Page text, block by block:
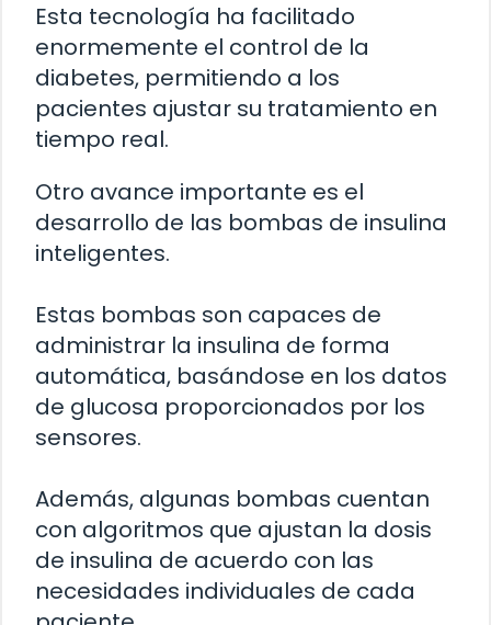
Esta tecnología ha facilitado
enormemente el control de la
diabetes, permitiendo a los
pacientes ajustar su tratamiento en
tiempo real.
Otro avance importante es el
desarrollo de las bombas de insulina
inteligentes.
Estas bombas son capaces de
administrar la insulina de forma
automática, basándose en los datos
de glucosa proporcionados por los
sensores.
Además, algunas bombas cuentan
con algoritmos que ajustan la dosis
de insulina de acuerdo con las
necesidades individuales de cada